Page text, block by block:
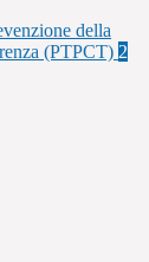
della
(PTPCT) 2